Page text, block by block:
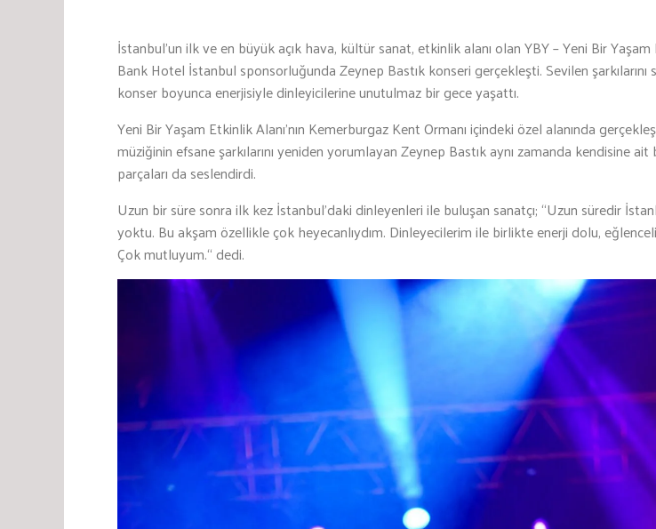
İstanbul’un ilk ve en büyük açık hava, kültür sanat, etkinlik alanı olan YBY – Yeni Bir Yaşam
Bank Hotel İstanbul sponsorluğunda Zeynep Bastık konseri gerçekleşti. Sevilen şarkılarını
konser boyunca enerjisiyle dinleyicilerine unutulmaz bir gece yaşattı.
Yeni Bir Yaşam Etkinlik Alanı’nın Kemerburgaz Kent Ormanı içindeki özel alanında
müziğinin efsane şarkılarını yeniden yorumlayan Zeynep Bastık aynı zamanda kendisine
parçaları da seslendirdi.
Uzun bir süre sonra ilk kez İstanbul’daki dinleyenleri ile buluşan sanatçı; “Uzun süredir
yoktu. Bu akşam özellikle çok heyecanlıydım. Dinleyecilerim ile birlikte enerji dolu,
Çok mutluyum.“ dedi.